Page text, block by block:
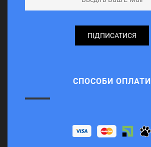
ПІДПИСАТИСЯ
СПОСОБИ ОПЛАТИ